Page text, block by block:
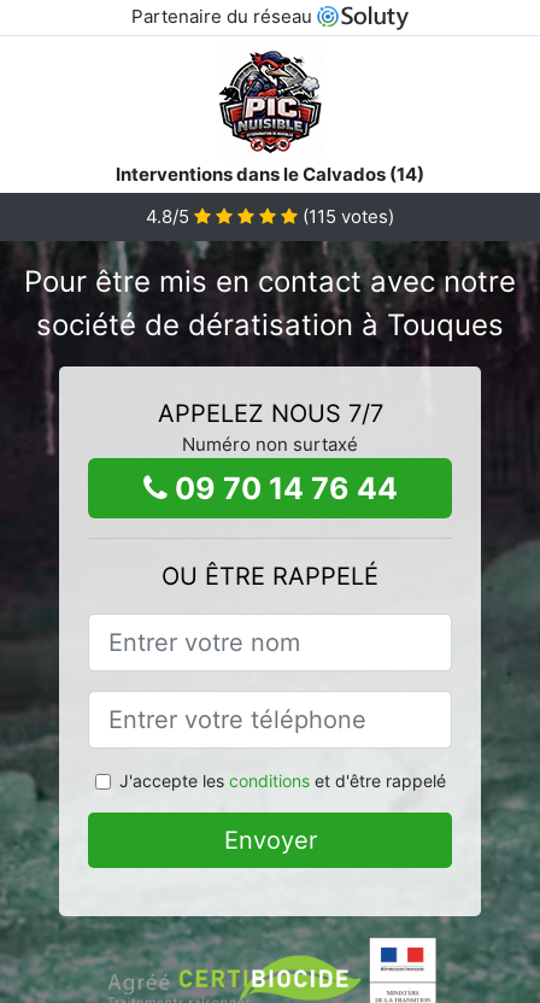
Partenaire du réseau
Interventions dans le Calvados (14)
4.8/5
(115 votes)
Pour être mis en contact avec notre
société de dératisation à Touques
APPELEZ NOUS 7/7
Numéro non surtaxé
09 70 14 76 44
OU ÊTRE RAPPELÉ
J'accepte les conditionset d'être rappelé
Envoyer